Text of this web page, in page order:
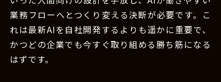
業務フローへとつくり変える決断が必要です。こ
れは最新AIを自社開発するよりも遥かに重要で、
かつどの企業でも今すぐ取り組める勝ち筋になる
はずです。